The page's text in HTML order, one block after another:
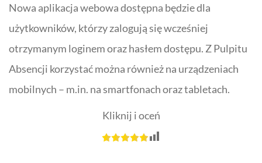
Nowa aplikacja webowa dostępna będzie dla
użytkowników, którzy zalogują się wcześniej
otrzymanym loginem oraz hasłem dostępu. Z Pulpitu
Absencji korzystać można również na urządzeniach
mobilnych – m.in. na smartfonach oraz tabletach.
Kliknij i oceń